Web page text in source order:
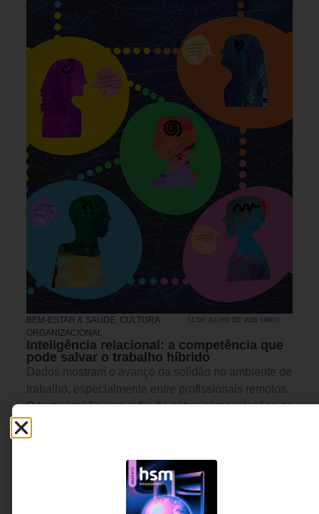
BEM-ESTAR & SAÚDE, CULTURA
ORGANIZACIONAL
13 DE JULHO DE 2026 14H00
Inteligência relacional: a competência que
pode salvar o trabalho híbrido
Dados mostram o avanço da solidão no ambiente de
trabalho, especialmente entre profissionais remotos.
O texto propõe uma reflexão sobre como relações de
confiança, segurança psicológica e capacidade de
convivência se tornaram ativos estratégicos para a
saúde organizacional.
Daniela Cais - Designer de
Relações Profissionais,
TEDx Speaker, Mentora de
7 MINUTOS MIN DE LEITURA